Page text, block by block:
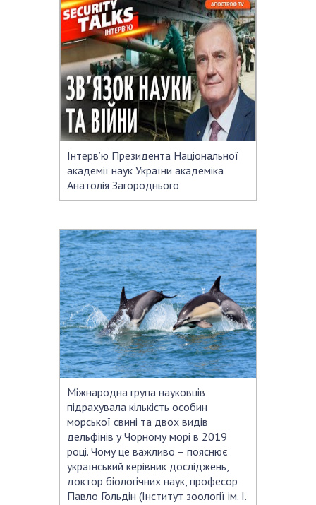
Відкрита наука в НАН України
Підготовка наукових кадрів
Робота з молоддю
МІЖНАРОДНЕ СПІВРОБІТНИЦТВО
Членство в міжнародних організаціях
Міжнародні угоди
Міжнародні програми та конкурси
ДОКУМЕНТИ
Нормативні акти НАН України
Державний бюджет НАН України
Вибори до складу НАН України
Бланки документів
НОВИНИ
ЗАСІДАННЯ ПРЕЗИДІЇ НАН УКРАЇНИ
НАУКОВІ ВИДАННЯ
МЕДІА ПРО НАС
АКАДЕМІЯ КОМЕНТУЄ
КОНТАКТИ
ПРОФСПІЛКА НАН УКРАЇНИ
Інтервʼю Президента Національної
академії наук України академіка
Анатолія Загороднього
Міжнародна група науковців
підрахувала кількість особин
морської свині та двох видів
дельфінів у Чорному морі в 2019
році. Чому це важливо – пояснює
український керівник досліджень,
доктор біологічних наук, професор
Павло Гольдін (Інститут зоології ім. І.